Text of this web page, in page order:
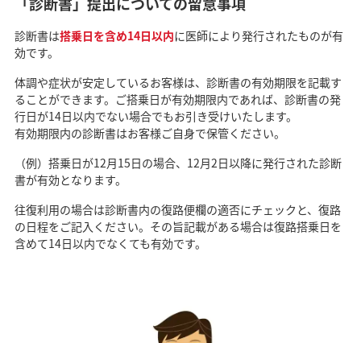
診断書は搭乗日を含め14日以内に医師により発行されたものが有
効です。
体調や症状が安定しているお客様は、診断書の有効期限を記載す
ることができます。ご搭乗日が有効期限内であれば、診断書の発
行日が14日以内でない場合でもお引き受けいたします。
有効期限内の診断書はお客様ご自身で保管ください。
（例）搭乗日が12月15日の場合、12月2日以降に発行された診断
書が有効となります。
往復利用の場合は診断書内の復路便欄の適否にチェックと、復路
の日程をご記入ください。その旨記載がある場合は復路搭乗日を
含めて14日以内でなくても有効です。